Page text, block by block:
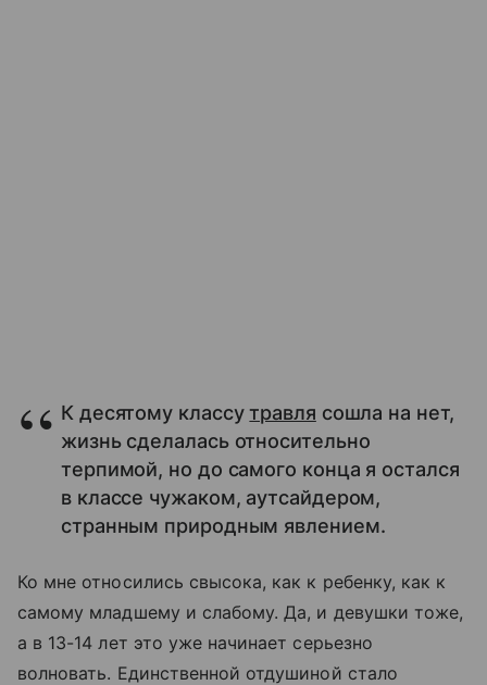
К десятому классутравля сошла на нет,
жизнь сделалась относительно
терпимой, но до самого конца я остался
в классе чужаком, аутсайдером,
странным природным явлением.
Ко мне относились свысока, как к ребенку, как к
самому младшему и слабому. Да, и девушки тоже,
а в 13-14 лет это уже начинает серьезно
волновать. Единственной отдушиной стало